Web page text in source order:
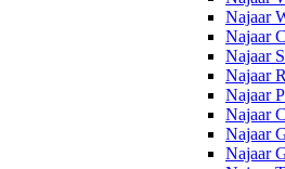
Najaar
Najaar
Najaar
Najaar
Najaar
Najaar
Najaar
Najaar